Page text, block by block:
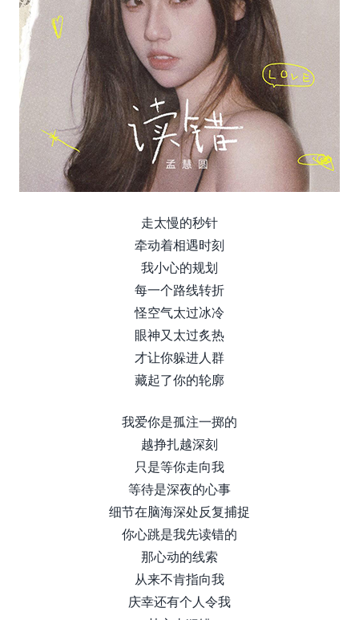
走太慢的秒针
牵动着相遇时刻
我小心的规划
每一个路线转折
怪空气太过冰冷
眼神又太过炙热
才让你躲进人群
藏起了你的轮廓
我爱你是孤注一掷的
越挣扎越深刻
只是等你走向我
等待是深夜的心事
细节在脑海深处反复捕捉
你心跳是我先读错的
那心动的线索
从来不肯指向我
庆幸还有个人令我